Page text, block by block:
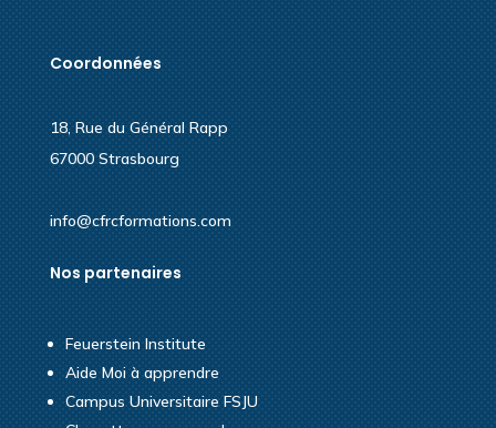
Coordonnées
18, Rue du Général Rapp
67000 Strasbourg
info@cfrcformations.com
Nos partenaires
Feuerstein Institute
Aide Moi à apprendre
Campus Universitaire FSJU